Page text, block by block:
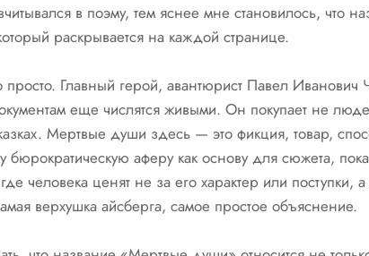
в поэму, тем яснее мне становилось, что
раскрывается на каждой странице.
Главный герой, авантюрист Павел Иванович
еще числятся живыми. Он покупает не
Мертвые души здесь — это фикция, товар,
бюрократическую аферу как основу для сюжета,
человека ценят не за его характер или поступки, а
верхушка айсберга, самое простое объяснение.